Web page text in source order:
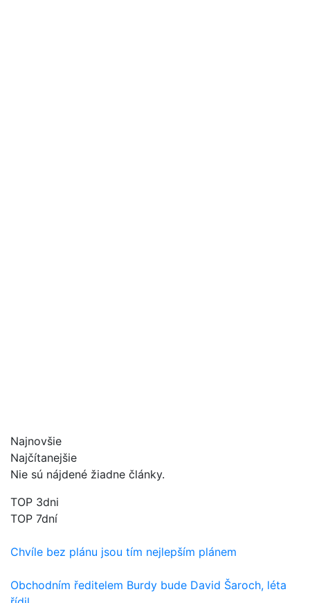
Najnovšie
Najčítanejšie
Nie sú nájdené žiadne články.
TOP 3dni
TOP 7dní
Chvíle bez plánu jsou tím nejlepším plánem
Obchodním ředitelem Burdy bude David Šaroch, léta